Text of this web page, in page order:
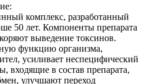
комплекс, разработанный
50 лет. Компоненты препарата
выведение токсинов.
функцию организма,
усиливает неспецифический
в состав препарата,
улучшают переход